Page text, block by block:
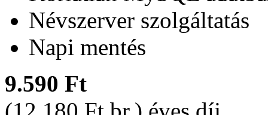
Névszerver szolgáltatás
Napi mentés
9.590 Ft